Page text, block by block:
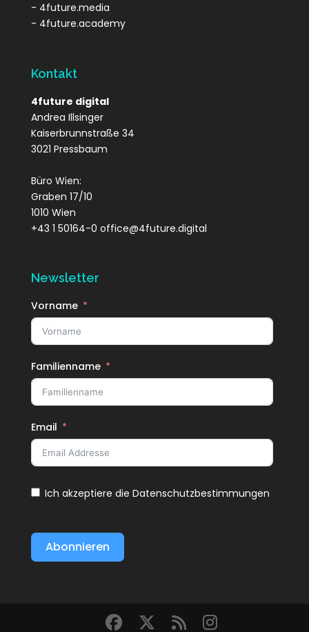
- 4future.media
- 4future.academy
Kontakt
4future digital
Andrea Illsinger
Kaiserbrunnstraße 34
3021 Pressbaum
Büro Wien:
Graben 17/10
1010 Wien
+43 1 50164-0 office@4future.digital
Newsletter
Vorname
Familienname
Email
Ich akzeptiere die Datenschutzbestimmungen
Abonnieren